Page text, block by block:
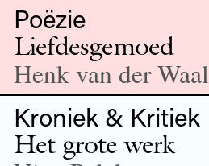
Poëzie
Liefdesgemoed
Henk van der Waal
Kroniek & Kritiek
Het grote werk